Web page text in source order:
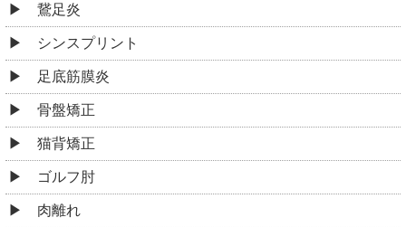
鵞足炎
シンスプリント
足底筋膜炎
骨盤矯正
猫背矯正
ゴルフ肘
肉離れ